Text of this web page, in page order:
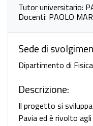
Tutor universitario:
Docenti: PAOLO
Sede di
Dipartimento di
Descrizione:
Il progetto si
Pavia ed è rivolto